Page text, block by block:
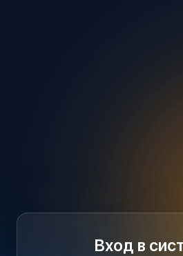
Вход в